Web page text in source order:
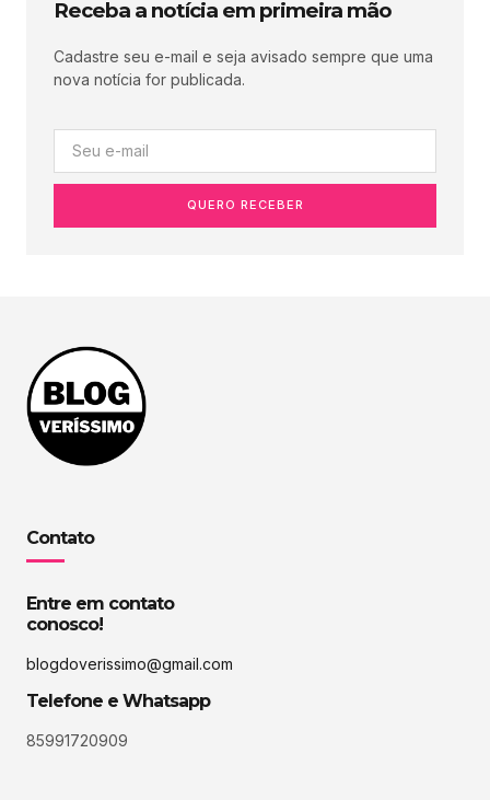
Receba a notícia em primeira mão
Cadastre seu e-mail e seja avisado sempre que uma
nova notícia for publicada.
QUERO RECEBER
Contato
Entre em contato
conosco!
blogdoverissimo@gmail.com
Telefone e Whatsapp
85991720909